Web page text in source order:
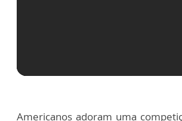
Americanos adoram uma